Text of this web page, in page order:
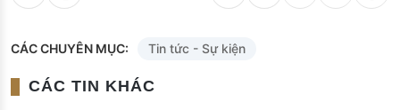
CÁC CHUYÊN MỤC: Tin tức - Sự kiện
CÁC TIN KHÁC